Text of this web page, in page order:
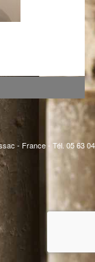
- France - Tél. 05 63 04